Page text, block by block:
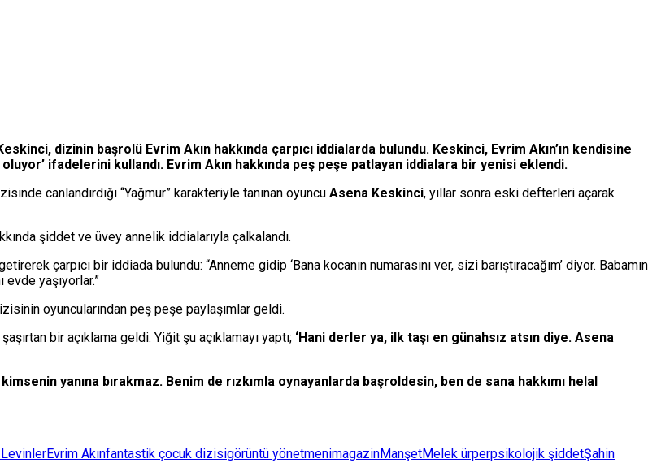
dizinin başrolü Evrim Akın hakkında çarpıcı iddialarda bulundu. Keskinci, Evrim Akın’ın kendisine
ifadelerini kullandı. Evrim Akın hakkında peş peşe patlayan iddialara bir yenisi eklendi.
canlandırdığı “Yağmur” karakteriyle tanınan oyuncu Asena Keskinci, yıllar sonra eski defterleri açarak
şiddet ve üvey annelik iddialarıyla çalkalandı.
çarpıcı bir iddiada bulundu: “Anneme gidip ‘Bana kocanın numarasını ver, sizi barıştıracağım’ diyor. Babamın
evde yaşıyorlar.”
oyuncularından peş peşe paylaşımlar geldi.
bir açıklama geldi. Yiğit şu açıklamayı yaptı; ‘Hani derler ya, ilk taşı en günahsız atsın diye. Asena
yanına bırakmaz. Benim de rızkımla oynayanlarda başroldesin, ben de sana hakkımı helal
Evrim Akınfantastik çocuk dizisigörüntü yönetmenimagazinManşetMelek ürperpsikolojik şiddetŞahin